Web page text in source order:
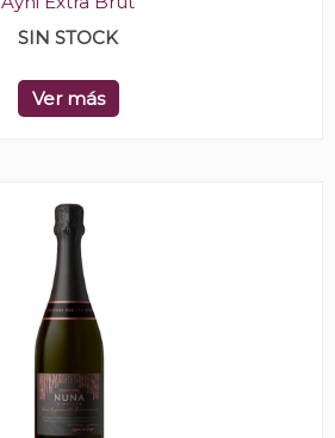
SIN STOCK
Ver más